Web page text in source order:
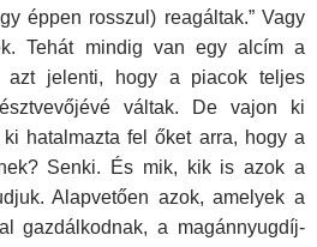
éppen rosszul) reagáltak.” Vagy
Tehát mindig van egy alcím a
azt jelenti, hogy a piacok teljes
váltak. De vajon ki
ki hatalmazta fel őket arra, hogy a
Senki. És mik, kik is azok a
Alapvetően azok, amelyek a
gazdálkodnak, a magánnyugdíj-